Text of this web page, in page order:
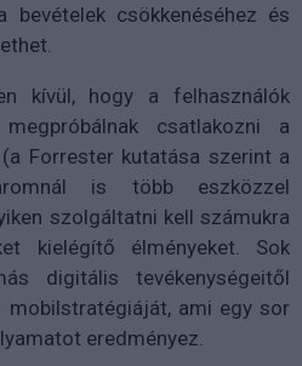
bevételek csökkenéséhez és
kívül, hogy a felhasználók
csatlakozni a
Forrester kutatása szerint a
is több eszközzel
szolgáltatni kell számukra
kielégítő élményeket. Sok
digitális tevékenységeitől
mobilstratégiáját, ami egy sor
eredményez.